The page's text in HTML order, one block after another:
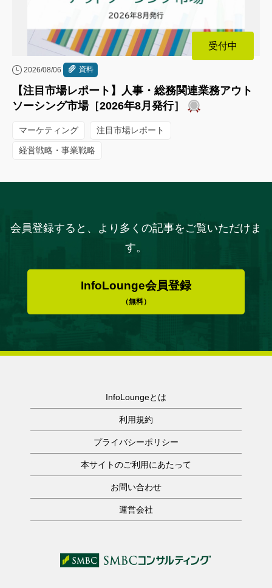
受付中
2026/08/06 資料
【注目市場レポート】人事・総務関連業務アウト
ソーシング市場［2026年8月発行］
マーケティング 注目市場レポート
経営戦略・事業戦略
会員登録すると、より多くの記事をご覧いただけま
す。
InfoLounge会員登録
（無料）
InfoLoungeとは
利用規約
プライバシーポリシー
本サイトのご利用にあたって
お問い合わせ
運営会社